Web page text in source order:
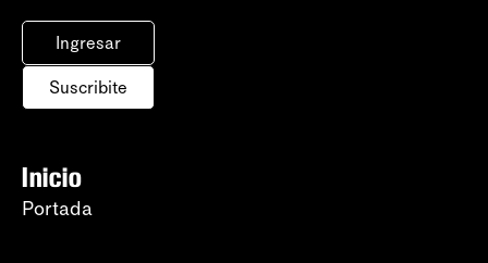
Ingresar
Suscribite
Inicio
Portada